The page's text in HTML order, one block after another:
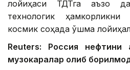
лойиҳаси ТДТга аъзо
технологик
космик соҳада қўшма
Reuters: Россия нефтини
музокаралар олиб